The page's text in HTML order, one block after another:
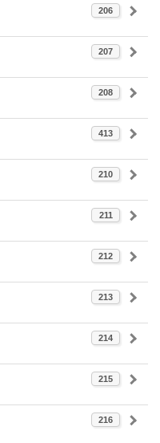
206
207
208
413
210
211
212
213
214
215
216